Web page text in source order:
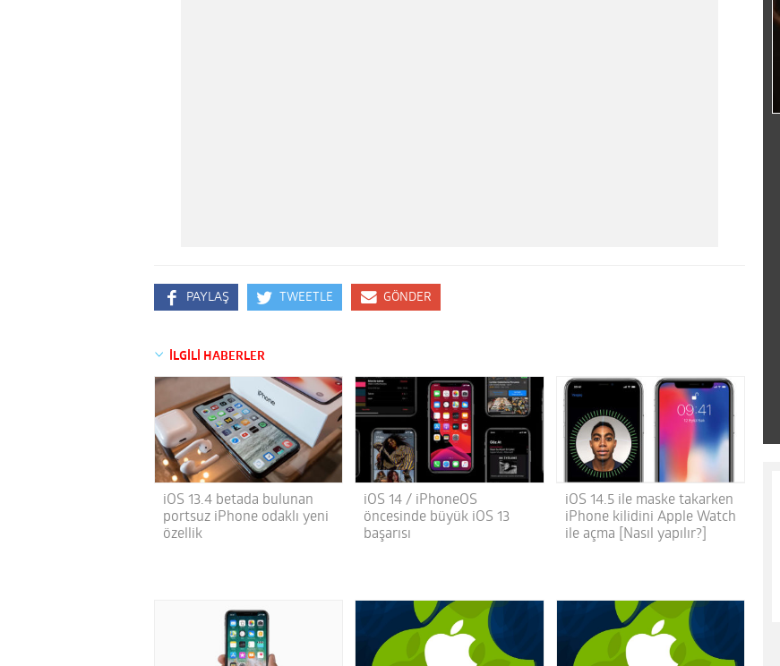
PAYLAŞ TWEETLE GÖNDER
İLGİLİ HABERLER
iOS 13.4 betada bulunan
portsuz iPhone odaklı yeni
özellik
iOS 14 / iPhoneOS
öncesinde büyük iOS 13
başarısı
iOS 14.5 ile maske takarken
iPhone kilidini Apple Watch
ile açma [Nasıl yapılır?]